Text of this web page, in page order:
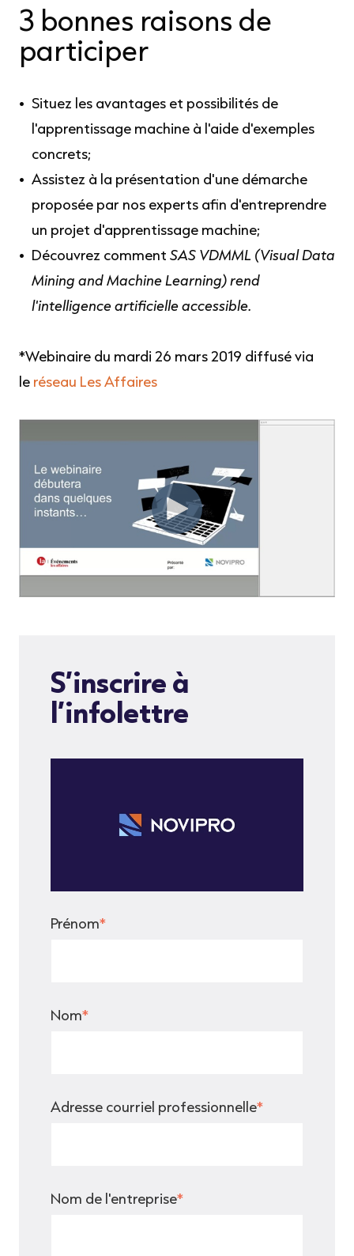
3 bonnes raisons de
participer
Situez les avantages et possibilités de
l'apprentissage machine à l'aide d'exemples
concrets;
Assistez à la présentation d'une démarche
proposée par nos experts afin d'entreprendre
un projet d'apprentissage machine;
Découvrez comment SAS VDMML (Visual Data
Mining and Machine Learning) rend
l'intelligence artificielle accessible.
*Webinaire du mardi 26 mars 2019 diffusé via
le réseau Les Affaires
S’inscrire à
l’infolettre
Prénom*
Nom*
Adresse courriel professionnelle*
Nom de l'entreprise*